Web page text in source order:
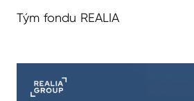
Tým fondu REALIA